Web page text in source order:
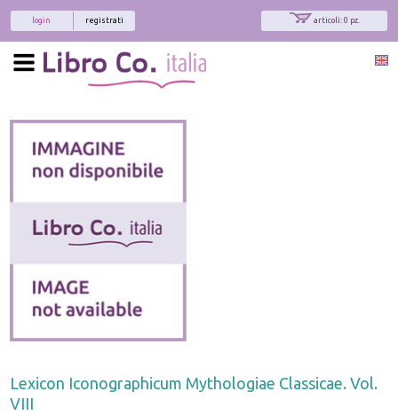
articoli: 0 pz.
registrati
login
Lexicon Iconographicum Mythologiae Classicae. Vol.
VIII